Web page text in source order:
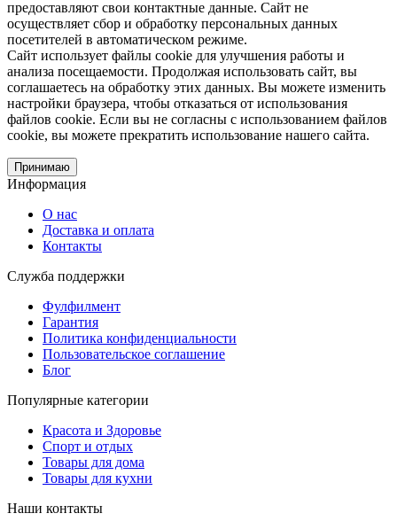
предоставляют свои контактные данные. Сайт не
осуществляет сбор и обработку персональных данных
посетителей в автоматическом режиме.
Сайт использует файлы cookie для улучшения работы и
анализа посещаемости. Продолжая использовать сайт, вы
соглашаетесь на обработку этих данных. Вы можете изменить
настройки браузера, чтобы отказаться от использования
файлов cookie. Если вы не согласны с использованием файлов
cookie, вы можете прекратить использование нашего сайта.
Принимаю
Информация
О нас
Доставка и оплата
Контакты
Служба поддержки
Фулфилмент
Гарантия
Политика конфиденциальности
Пользовательское соглашение
Блог
Популярные категории
Красота и Здоровье
Спорт и отдых
Товары для дома
Товары для кухни
Наши контакты